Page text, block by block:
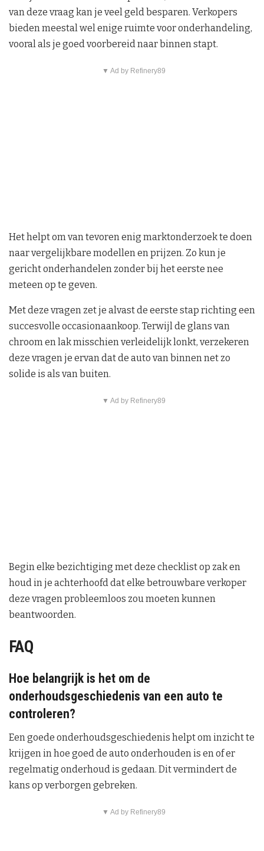
van deze vraag kan je veel geld besparen. Verkopers
bieden meestal wel enige ruimte voor onderhandeling,
vooral als je goed voorbereid naar binnen stapt.
▼ Ad by Refinery89
Het helpt om van tevoren enig marktonderzoek te doen
naar vergelijkbare modellen en prijzen. Zo kun je
gericht onderhandelen zonder bij het eerste nee
meteen op te geven.
Met deze vragen zet je alvast de eerste stap richting een
succesvolle occasionaankoop. Terwijl de glans van
chroom en lak misschien verleidelijk lonkt, verzekeren
deze vragen je ervan dat de auto van binnen net zo
solide is als van buiten.
▼ Ad by Refinery89
Begin elke bezichtiging met deze checklist op zak en
houd in je achterhoofd dat elke betrouwbare verkoper
deze vragen probleemloos zou moeten kunnen
beantwoorden.
FAQ
Hoe belangrijk is het om de
onderhoudsgeschiedenis van een auto te
controleren?
Een goede onderhoudsgeschiedenis helpt om inzicht te
krijgen in hoe goed de auto onderhouden is en of er
regelmatig onderhoud is gedaan. Dit vermindert de
kans op verborgen gebreken.
▼ Ad by Refinery89